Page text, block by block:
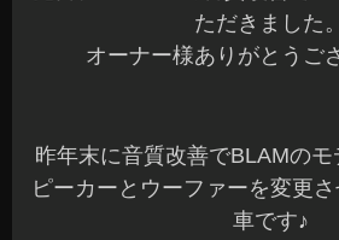
ただきました。
オーナー様ありがとうご
昨年末に音質改善でBLAMの
ピーカーとウーファーを変更
車です♪